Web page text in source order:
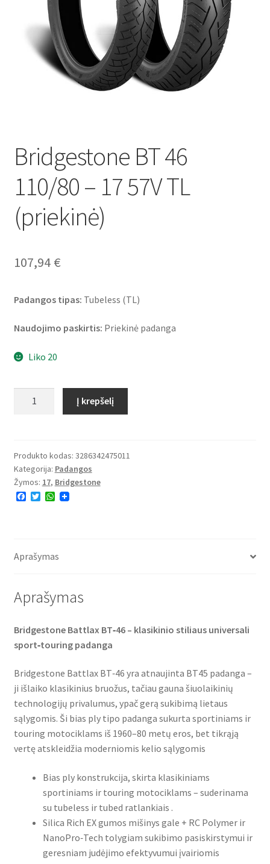
Bridgestone BT 46
110/80 – 17 57V TL
(priekinė)
107,94 €
Padangos tipas: Tubeless (TL)
Naudojimo paskirtis: Priekinė padanga
Liko 20
46
110/80
-
17
Į krepšelį
Produkto kodas: 3286342475011
Kategorija: Padangos
Žymos: 17, Bridgestone
F
o
T
r
W
p
Aprašymas
Aprašymas
Bridgestone Battlax BT‑46 – klasikinio stiliaus universali
sport‑touring padanga
Bridgestone Battlax BT‑46 yra atnaujinta BT45 padanga –
ji išlaiko klasikinius bruožus, tačiau gauna šiuolaikinių
technologijų privalumus, ypač gerą sukibimą lietaus
sąlygomis. Ši bias ply tipo padanga sukurta sportiniams ir
touring motociklams iš 1960–80 metų eros, bet tikrąją
vertę atskleidžia moderniomis kelio sąlygomis
Bias ply konstrukcija, skirta klasikiniams
sportiniams ir touring motociklams – suderinama
su tubeless ir tubed ratlankiais .
Silica Rich EX gumos mišinys gale + RC Polymer ir
NanoPro‑Tech tolygiam sukibimo pasiskirstymui ir
geresniam judėjimo efektyvumui įvairiomis